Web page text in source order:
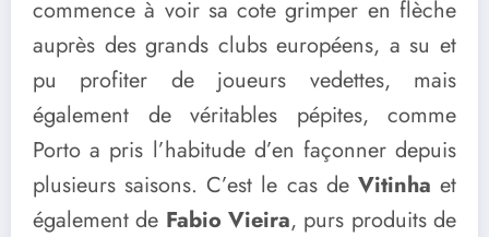
commence à voir sa cote grimper en flèche
auprès des grands clubs européens, a su et
pu profiter de joueurs vedettes, mais
également de véritables pépites, comme
Porto a pris l’habitude d’en façonner depuis
plusieurs saisons. C’est le cas de Vitinha et
également de Fabio Vieira, purs produits de